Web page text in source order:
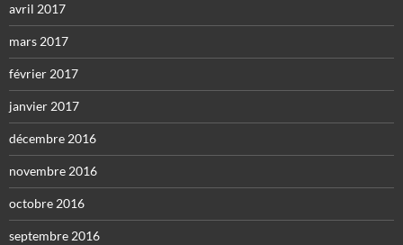
avril 2017
mars 2017
février 2017
janvier 2017
décembre 2016
novembre 2016
octobre 2016
septembre 2016